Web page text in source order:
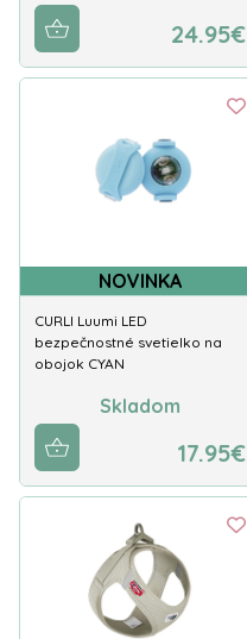
24.95€
NOVINKA
CURLI Luumi LED
bezpečnostné svetielko na
obojok CYAN
Skladom
17.95€